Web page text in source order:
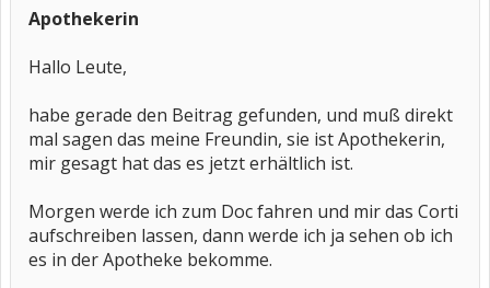
Apothekerin
Hallo Leute,
habe gerade den Beitrag gefunden, und muß direkt
mal sagen das meine Freundin, sie ist Apothekerin,
mir gesagt hat das es jetzt erhältlich ist.
Morgen werde ich zum Doc fahren und mir das Corti
aufschreiben lassen, dann werde ich ja sehen ob ich
es in der Apotheke bekomme.